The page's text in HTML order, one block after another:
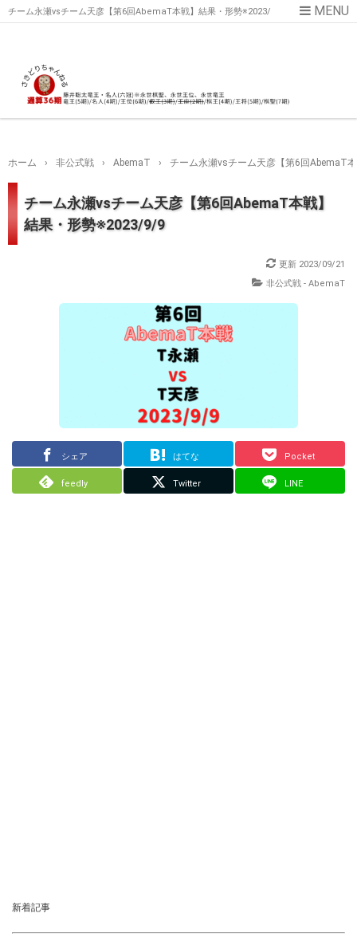
チーム永瀬vsチーム天彦【第6回AbemaT本戦】結果・形勢※2023/
ホーム › 非公式戦 › AbemaT › チーム永瀬vsチーム天彦【第6回AbemaT
チーム永瀬vsチーム天彦【第6回AbemaT本戦】
結果・形勢※2023/9/9
更新 2023/09/21
非公式戦 - AbemaT
シェア はてな Pocket
feedly Twitter LINE
新着記事